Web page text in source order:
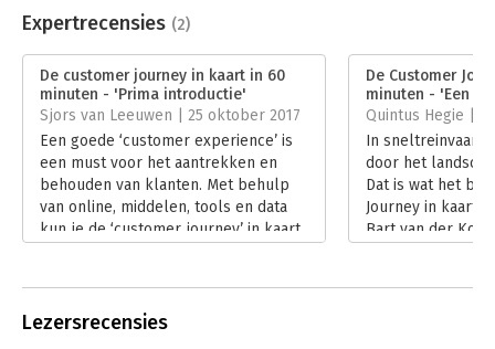
60 minuten. De serie is een initiatief van Uitgeverij Haystack in
samenwerking met Frankwatching.com, het toonaangevende
platform over online trends, tips & tricks.
Bindwijze:
audio-download
Bestandsformaat:
mp3
Uitgever:
Uitgeverij Haystack
Druk:
1
Verschijningsdatum:
5-6-2020
Hoofdrubriek: Internet en social media Marketing
Expertrecensies (2)
De customer journey in kaart in 60
minuten - 'Prima introductie'
Sjors van Leeuwen | 25 oktober 2017
Een goede ‘customer experience’ is
een must voor het aantrekken en
behouden van klanten. Met behulp
van online, middelen, tools en data
kun je de ‘customer journey’ in kaart
Journey in kaart in 60 minuten.
De Customer
minuten - 'Een
Quintus Hegie |
In sneltreinvaart
door het
Dat is wat het
Journey in kaart
Bart van der
Lezersrecensies